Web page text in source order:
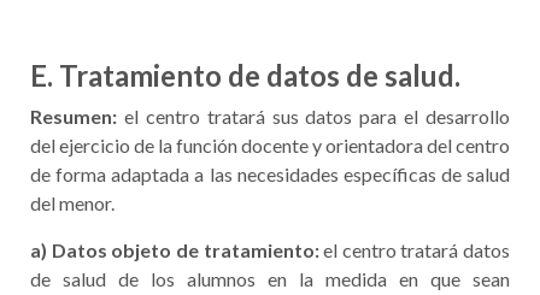
E. Tratamiento de datos de salud.
Resumen: el centro tratará sus datos para el desarrollo
del ejercicio de la función docente y orientadora del centro
de forma adaptada a las necesidades específicas de salud
del menor.
a) Datos objeto de tratamiento:el centro tratará datos
de salud de los alumnos en la medida en que sean